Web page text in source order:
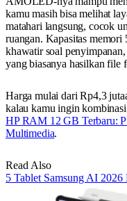
kamu masih bisa melihat
matahari langsung, cocok
ruangan. Kapasitas
khawatir soal
yang biasanya hasilkan file
Harga mulai dari Rp4,3
kalau kamu ingin
HP RAM 12 GB Terbaru:
Multimedia.
Read Also
5 Tablet Samsung AI